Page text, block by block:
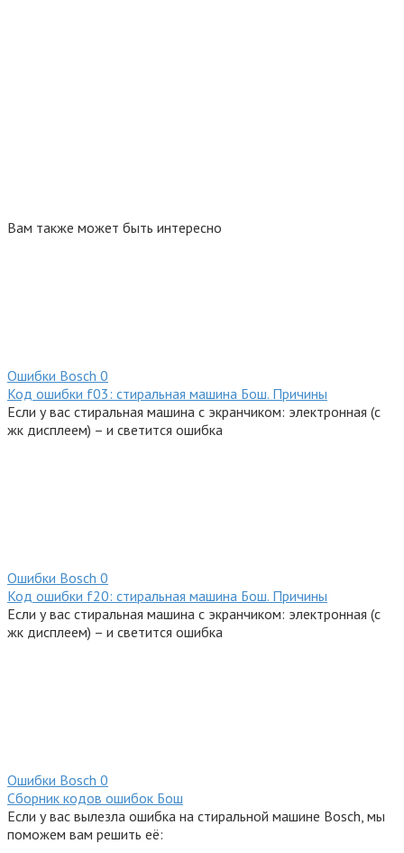
Вам также может быть интересно
Ошибки Bosсh 0
Код ошибки f03: стиральная машина Бош. Причины
Если у вас стиральная машина с экранчиком: электронная (с
жк дисплеем) – и светится ошибка
Ошибки Bosсh 0
Код ошибки f20: стиральная машина Бош. Причины
Если у вас стиральная машина с экранчиком: электронная (с
жк дисплеем) – и светится ошибка
Ошибки Bosсh 0
Сборник кодов ошибок Бош
Если у вас вылезла ошибка на стиральной машине Bosch, мы
поможем вам решить её: